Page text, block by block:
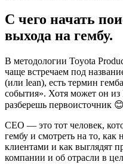
С чего начать
выхода на гембу.
В методологии Toyota
чаще встречаем под
(или lean), есть термин
события». Хотя может он из
разберешь первоисточник 😊
CEO — это тот человек,
гембу и смотреть на то, как
клиентами и как выглядят
компании и об отрасли в